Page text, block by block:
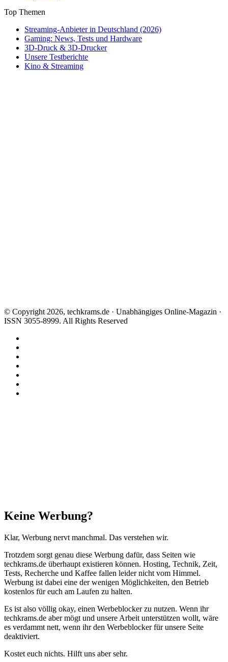
Top Themen
Streaming-Anbieter in Deutschland (2026)
Gaming: News, Tests und Hardware
3D-Druck & 3D-Drucker
Unsere Testberichte
Kino & Streaming
© Copyright 2026, techkrams.de · Unabhängiges Online-Magazin ·
ISSN 3055-8999. All Rights Reserved
Schließen
Keine Werbung?
Klar, Werbung nervt manchmal. Das verstehen wir.
Trotzdem sorgt genau diese Werbung dafür, dass Seiten wie
techkrams.de überhaupt existieren können. Hosting, Technik, Zeit,
Tests, Recherche und Kaffee fallen leider nicht vom Himmel.
Werbung ist dabei eine der wenigen Möglichkeiten, den Betrieb
kostenlos für euch am Laufen zu halten.
Es ist also völlig okay, einen Werbeblocker zu nutzen. Wenn ihr
techkrams.de aber mögt und unsere Arbeit unterstützen wollt, wäre
es verdammt nett, wenn ihr den Werbeblocker für unsere Seite
deaktiviert.
Kostet euch nichts. Hilft uns aber sehr.